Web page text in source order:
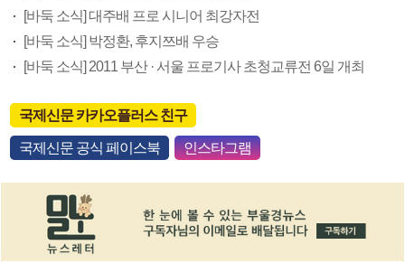
[바둑 소식] 대주배 프로 시니어 최강자전
[바둑 소식] 박정환, 후지쯔배 우승
[바둑 소식] 2011 부산 · 서울 프로기사 초청교류전 6일 개최
국제신문 카카오플러스 친구
국제신문 공식 페이스북 인스타그램